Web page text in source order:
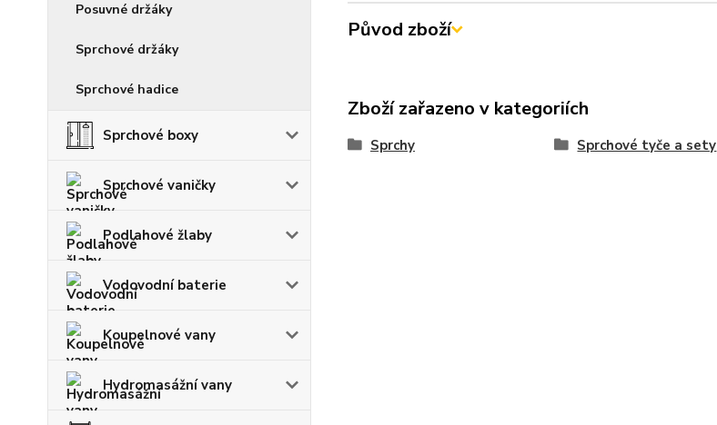
Posuvné držáky
Sprchové držáky
Sprchové hadice
Sprchové boxy
Sprchové vaničky
Podlahové žlaby
Vodovodní baterie
Koupelnové vany
Hydromasážní vany
Původ zboží
Zboží zařazeno v kategoriích
Sprchy Sprchové tyče a sety